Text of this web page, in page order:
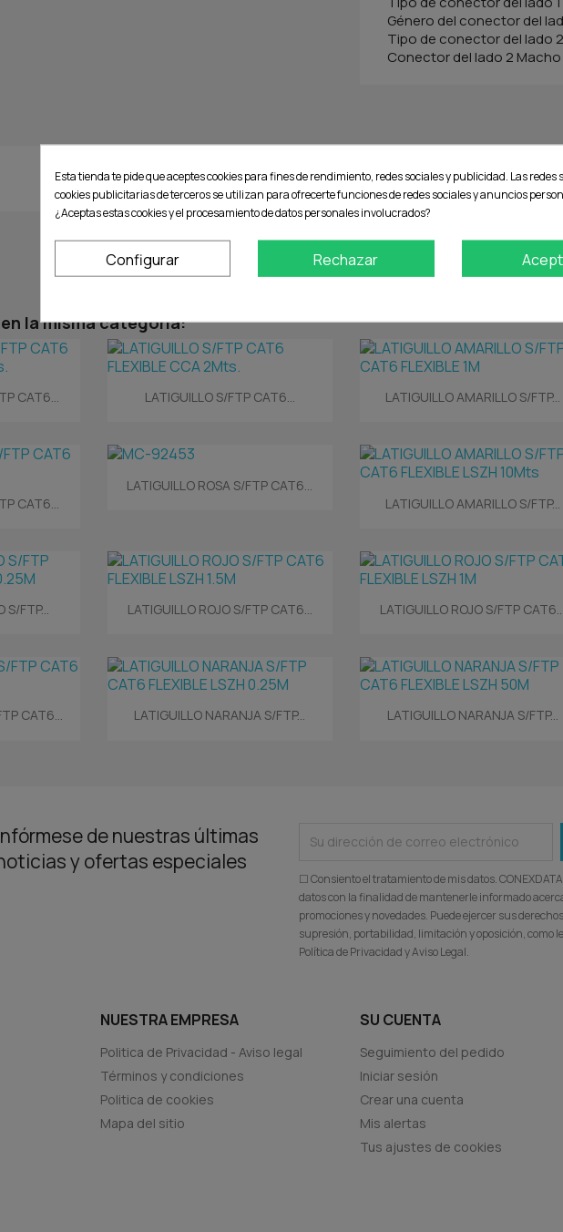
Género del conector del
Tipo de conector del lado
Conector del lado 2 Macho
No hay reseñas de clientes en este momento.
la misma categoría:
CAT6... Vista rápida
LATIGUILLO S/FTP CAT6... Vista rápida
LATIGUILLO AMARILLO S/FTP...
CAT6...
Vista rápida
LATIGUILLO ROSA S/FTP CAT6...
 Vista rápida
LATIGUILLO AMARILLO S/FTP...
S/FTP... Vista rápida
LATIGUILLO ROJO S/FTP CAT6... Vista rápida
LATIGUILLO ROJO S/FTP CAT6...
CAT6... Vista rápida
LATIGUILLO NARANJA S/FTP...  Vista rápida
LATIGUILLO NARANJA S/FTP...
de nuestras últimas
y ofertas especiales
☐ Consiento el tratamiento de mis datos.
datos con la finalidad de mantenerle informado
promociones y novedades. Puede ejercer sus
supresión, portabilidad, limitación y oposición, como
Política de Privacidad y Aviso Legal.
NUESTRA EMPRESA
Politica de Privacidad - Aviso legal
Términos y condiciones
Politica de cookies
Mapa del sitio
SU CUENTA
Seguimiento del pedido
Iniciar sesión
Crear una cuenta
Mis alertas
Tus ajustes de cookies
Esta tienda te pide que aceptes cookies para fines de rendimiento, redes sociales y publicidad. Las redes
cookies publicitarias de terceros se utilizan para ofrecerte funciones de redes sociales y anuncios
¿Aceptas estas cookies y el procesamiento de datos personales involucrados?
Configurar Rechazar